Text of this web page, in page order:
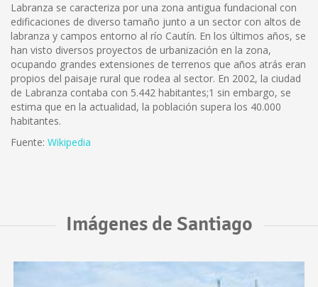
Labranza se caracteriza por una zona antigua fundacional con
edificaciones de diverso tamaño junto a un sector con altos de
labranza y campos entorno al río Cautín. En los últimos años, se
han visto diversos proyectos de urbanización en la zona,
ocupando grandes extensiones de terrenos que años atrás eran
propios del paisaje rural que rodea al sector. En 2002, la ciudad
de Labranza contaba con 5.442 habitantes;1 sin embargo, se
estima que en la actualidad, la población supera los 40.000
habitantes.
Fuente: Wikipedia
Imágenes de Santiago